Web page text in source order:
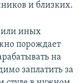
и близких.
или иных
порождает
на
заплатить за